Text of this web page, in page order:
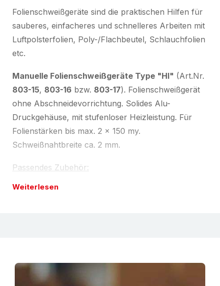
Folienschweißgeräte sind die praktischen Hilfen für
sauberes, einfacheres und schnelleres Arbeiten mit
Luftpolsterfolien, Poly-/Flachbeutel, Schlauchfolien
etc.
Manuelle Folienschweißgeräte Type "HI" (Art.Nr.
803-15, 803-16 bzw. 803-17). Folienschweißgerät
ohne Abschneidevorrichtung. Solides Alu-
Druckgehäuse, mit stufenloser Heizleistung. Für
Folienstärken bis max. 2 x 150 my.
Schweißnahtbreite ca. 2 mm.
Passendes Zubehör:
Folienabroller
803-30), 300 mm breit (Art.Nr.803-31) bzw.
400 mm breit (Art.Nr.
Weiterlesen